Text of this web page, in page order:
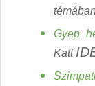
témában
Gyep
Katt